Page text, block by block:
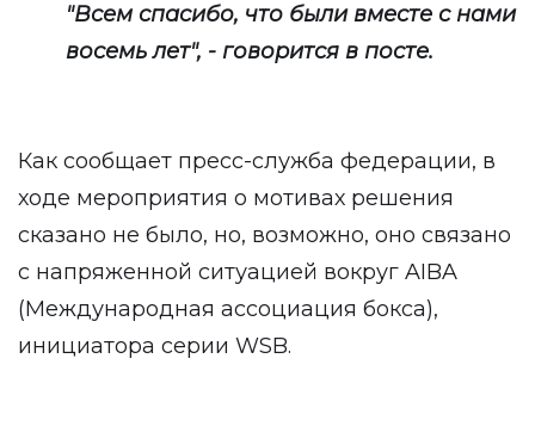
"Всем спасибо, что были вместе с нами
восемь лет", - говорится в посте.
Как сообщает пресс-служба федерации, в
ходе мероприятия о мотивах решения
сказано не было, но, возможно, оно связано
с напряженной ситуацией вокруг AIBA
(Международная ассоциация бокса),
инициатора серии WSB.